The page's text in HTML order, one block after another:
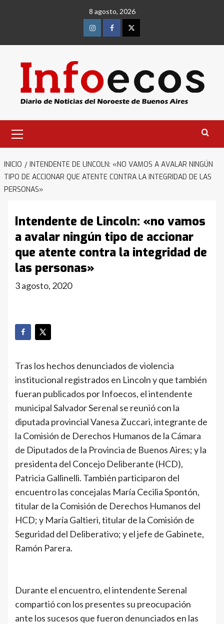
8 agosto, 2026
InstagramFacebookTwitter
primario
INICIO
INTENDENTE DE LINCOLN: «NO VAMOS A AVALAR NINGÚN
TIPO DE ACCIONAR QUE ATENTE CONTRA LA INTEGRIDAD DE LAS
PERSONAS»
Intendente de Lincoln: «no vamos
a avalar ningún tipo de accionar
que atente contra la integridad de
las personas»
3 agosto, 2020
Tras los hechos denunciados de violencia
institucional registrados en Lincoln y que también
fueran publicados por Infoecos, el intendente
municipal Salvador Serenal se reunió con la
diputada provincial Vanesa Zuccari, integrante de
la Comisión de Derechos Humanos de la Cámara
de Diputados de la Provincia de Buenos Aires; y la
presidenta del Concejo Deliberante (HCD),
Patricia Gallinelli. También participaron del
encuentro las concejalas María Cecilia Spontón,
titular de la Comisión de Derechos Humanos del
HCD; y María Galtieri, titular de la Comisión de
Seguridad del Deliberativo; y el jefe de Gabinete,
Ramón Parera.
Durante el encuentro, el intendente Serenal
compartió con los presentes su preocupación
ante los sucesos que fueron denunciados en las